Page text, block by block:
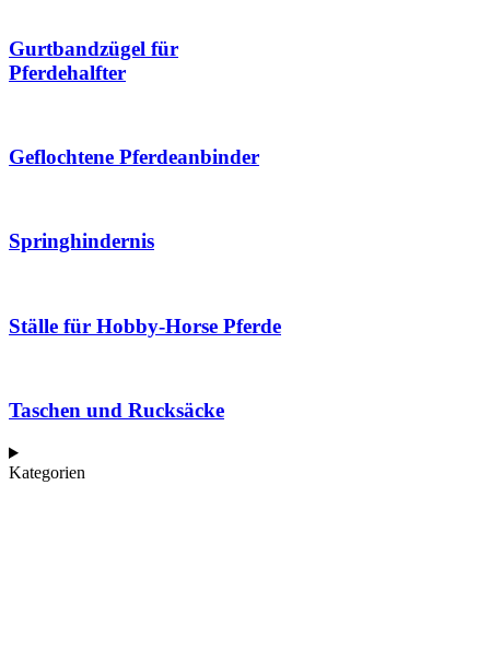
Gurtbandzügel für
Pferdehalfter
Geflochtene Pferdeanbinder
Springhindernis
Ställe für Hobby-Horse Pferde
Taschen und Rucksäcke
Kategorien